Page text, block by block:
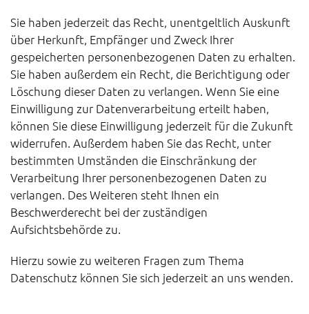
Sie haben jederzeit das Recht, unentgeltlich Auskunft
über Herkunft, Empfänger und Zweck Ihrer
gespeicherten personenbezogenen Daten zu erhalten.
Sie haben außerdem ein Recht, die Berichtigung oder
Löschung dieser Daten zu verlangen. Wenn Sie eine
Einwilligung zur Datenverarbeitung erteilt haben,
können Sie diese Einwilligung jederzeit für die Zukunft
widerrufen. Außerdem haben Sie das Recht, unter
bestimmten Umständen die Einschränkung der
Verarbeitung Ihrer personenbezogenen Daten zu
verlangen. Des Weiteren steht Ihnen ein
Beschwerderecht bei der zuständigen
Aufsichtsbehörde zu.
Hierzu sowie zu weiteren Fragen zum Thema
Datenschutz können Sie sich jederzeit an uns wenden.